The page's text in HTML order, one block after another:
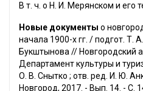
В т. ч. о Н. И. Мерянском и его
Новые документы о
начала 1900-х гг. / подгот. Т.
Букштынова // Новгородский
Департамент культуры и
О. В. Снытко ; отв. ред. И. Ю.
Новгород, 2017. - Вып. 14. - С.